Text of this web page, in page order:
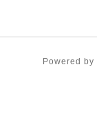
Powered by